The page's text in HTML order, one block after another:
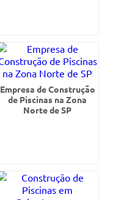
Empresa de Construção
de Piscinas na Zona
Norte de SP